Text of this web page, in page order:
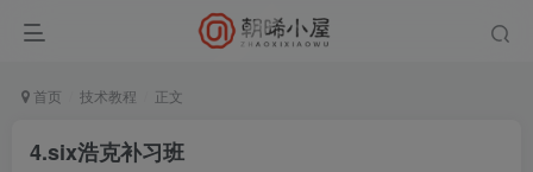
首页 技术教程 正文
4.six浩克补习班